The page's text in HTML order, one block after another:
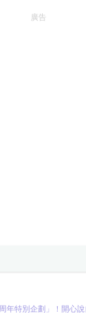
廣告
年特別企劃」！開心